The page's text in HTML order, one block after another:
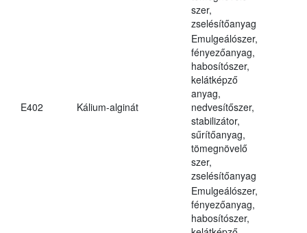
szer,
zselésítőanyag
E402 Kálium-alginát
Emulgeálószer,
fényezőanyag,
habosítószer,
kelátképző
anyag,
nedvesítőszer,
stabilizátor,
sűrítőanyag,
tömegnövelő
szer,
zselésítőanyag
Emulgeálószer,
fényezőanyag,
habosítószer,